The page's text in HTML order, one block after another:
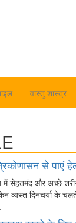
वास्तु शास्त्र
से पाएं
सेहतमंद और अच्छे शरीर
व्यस्त दिनचर्या के